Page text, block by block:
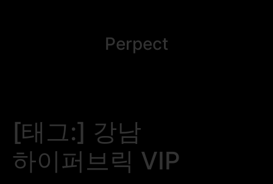
Perpect
[태그:] 강남
하이퍼브릭 VIP